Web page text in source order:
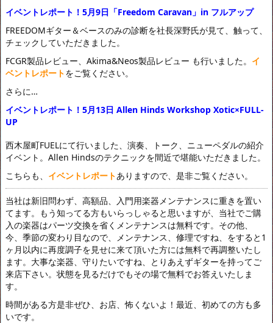
イベントレポート！5月9日「Freedom Caravan」in フルアップ
FREEDOMギター＆ベースのみの診断を社長深野氏が見て、触って、
チェックしていただきました。
FCGR製品レビュー、Akima&Neos製品レビュー も行いました。 イ
ベントレポートをご覧ください。
さらに…
イベントレポート！5月13日 Allen Hinds Workshop Xotic×FULL-
UP
西木屋町FUELにて行いました、演奏、トーク、ニューペダルの紹介
イベント。Allen Hindsのテクニックを間近で堪能いただきました。
こちらも、 イベントレポートありますので、是非ご覧ください。
当社は新旧問わず、高額品、入門用楽器メンテナンスに重きを置い
てます。もう知ってる方もいらっしゃると思いますが、当社でご購
入の楽器はパーツ交換を省くメンテナンスは無料です。その他、
今、季節の変わり目なので、メンテナンス、修理ですね、をすると1
ヶ月以内に再度調子を見せに来て頂いた方には無料で再調整いたし
ます。大事な楽器、守りたいですね、とりあえずギターを持ってご
来店下さい。状態を見るだけでもその場で無料でお答えいたしま
す。
時間がある方是非ぜひ、お店、怖くないよ！最近、初めての方も多
いです。